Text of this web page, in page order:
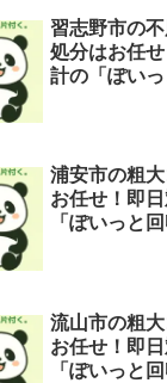
習志野市の
処分はお任
計の「ぽい
浦安市の粗
お任せ！即
「ぽいっと
流山市の粗
お任せ！即
「ぽいっと